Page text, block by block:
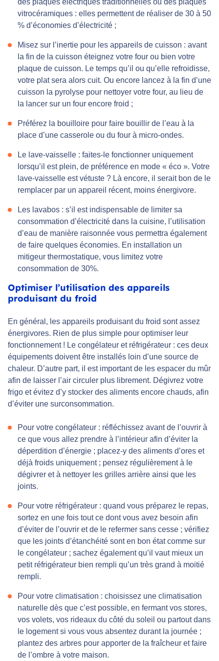
vitrocéramiques : elles permettent de réaliser de 30 à 50
% d’économies d’électricité ;
Misez sur l’inertie pour les appareils de cuisson : avant
la fin de la cuisson éteignez votre four ou bien votre
plaque de cuisson. Le temps qu’il ou qu’elle refroidisse,
votre plat sera alors cuit. Ou encore lancez à la fin d’une
cuisson la pyrolyse pour nettoyer votre four, au lieu de
la lancer sur un four encore froid ;
Préférez la bouilloire pour faire bouillir de l’eau à la
place d’une casserole ou du four à micro-ondes.
Le lave-vaisselle : faites-le fonctionner uniquement
lorsqu’il est plein, de préférence en mode « éco ». Votre
lave-vaisselle est vétuste ? Là encore, il serait bon de le
remplacer par un appareil récent, moins énergivore.
Les lavabos : s’il est indispensable de limiter sa
consommation d’électricité dans la cuisine, l’utilisation
d’eau de manière raisonnée vous permettra également
de faire quelques économies. En installation un
mitigeur thermostatique, vous limitez votre
consommation de 30%.
Optimiser l’utilisation des appareils
produisant du froid
En général, les appareils produisant du froid sont assez
énergivores. Rien de plus simple pour optimiser leur
fonctionnement ! Le congélateur et réfrigérateur : ces deux
équipements doivent être installés loin d’une source de
chaleur. D’autre part, il est important de les espacer du mûr
afin de laisser l’air circuler plus librement. Dégivrez votre
frigo et évitez d’y stocker des aliments encore chauds, afin
d’éviter une surconsommation.
Pour votre congélateur : réfléchissez avant de l’ouvrir à
ce que vous allez prendre à l’intérieur afin d’éviter la
déperdition d’énergie ; placez-y des aliments d’ores et
déjà froids uniquement ; pensez régulièrement à le
dégivrer et à nettoyer les grilles arrière ainsi que les
joints.
Pour votre réfrigérateur : quand vous préparez le repas,
sortez en une fois tout ce dont vous avez besoin afin
d’éviter de l’ouvrir et de le refermer sans cesse ; vérifiez
que les joints d’étanchéité sont en bon état comme sur
le congélateur ; sachez également qu’il vaut mieux un
petit réfrigérateur bien rempli qu’un très grand à moitié
rempli.
Pour votre climatisation : choisissez une climatisation
naturelle dès que c’est possible, en fermant vos stores,
vos volets, vos rideaux du côté du soleil ou partout dans
le logement si vous vous absentez durant la journée ;
plantez des arbres pour apporter de la fraîcheur et faire
de l’ombre à votre maison.